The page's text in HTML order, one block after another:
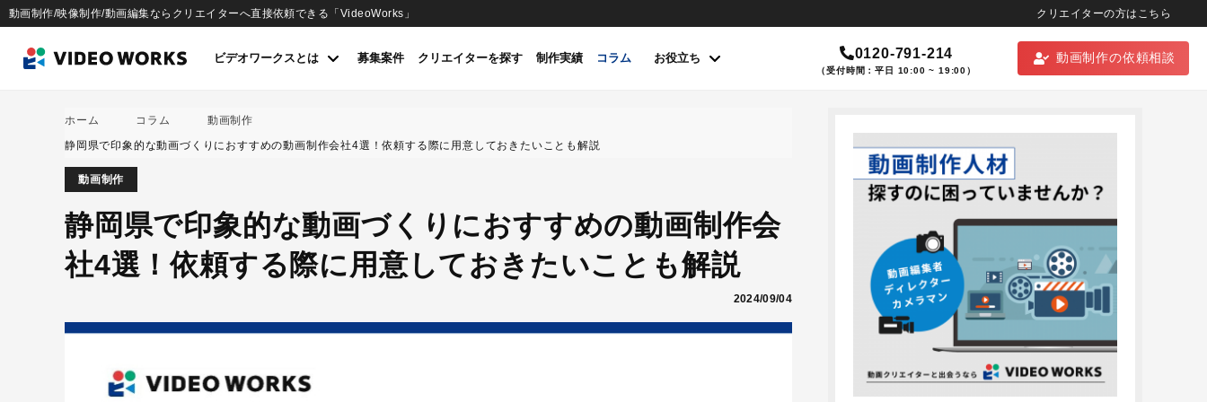
動画制作/映像制作/動画編集ならクリエイターへ直接依頼できる「VideoWorks」 クリエイターの方はこちら
ビデオワークスとは 募集案件 クリエイターを探す 制作実績 コラム お役立ち 動画制作の依頼相談
0120-791-214
（受付時間：平日 10:00 ~ 19:00）
ホーム コラム
動画制作
静岡県で印象的な動画づくりにおすすめの動画制作会社4選！依頼する際に用意しておきたいことも解説
動画制作
静岡県で印象的な動画づくりにおすすめの動画制作会
社4選！依頼する際に用意しておきたいことも解説
2024/09/04